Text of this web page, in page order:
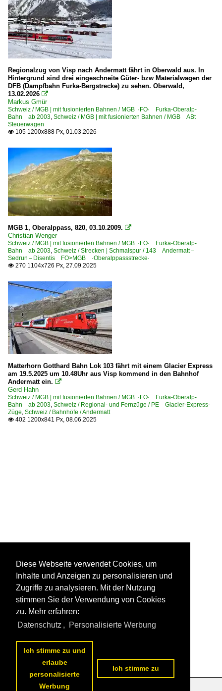
Regionalzug von Visp nach Andermatt fährt in Oberwald aus. In
Hintergrund sind drei eingeschneite Güter- bzw Materialwagen der
DFB (Dampfbahn Furka-Bergstrecke) zu sehen. Oberwald,
13.02.2026 
Markus Gmür
Schweiz / MGB | mit fusionierten Bahnen / MGB ·FO· Furka-Oberalp-
Bahn ab 2003, Schweiz / MGB | mit fusionierten Bahnen / MGB ABt
Steuerwagen
 105 1200x888 Px, 01.03.2026
MGB 1, Oberalppass, 820, 03.10.2009. 
Christian Wenger
Schweiz / MGB | mit fusionierten Bahnen / MGB ·FO· Furka-Oberalp-
Bahn ab 2003, Schweiz / Strecken | Schmalspur / 143 Andermatt –
Sedrun – Disentis FO>MGB ·Oberalppassstrecke·
 270 1104x726 Px, 27.09.2025
Matterhorn Gotthard Bahn Lok 103 fährt mit einem Glacier Express
am 19.5.2025 um 10.48Uhr aus Visp kommend in den Bahnhof
Andermatt ein. 
Gerd Hahn
Schweiz / MGB | mit fusionierten Bahnen / MGB ·FO· Furka-Oberalp-
Bahn ab 2003, Schweiz / Regional- und Fernzüge / PE Glacier-Express-
Züge, Schweiz / Bahnhöfe / Andermatt
 402 1200x841 Px, 08.06.2025
Diese Webseite verwendet Cookies, um
Inhalte und Anzeigen zu personalisieren und
Zugriffe zu analysieren. Mit der Nutzung
stimmen Sie der Verwendung von Cookies
zu. Mehr erfahren:
Datenschutz , Personalisierte Werbung
Ich stimme zu und
erlaube
personalisierte
Werbung
Ich stimme zu